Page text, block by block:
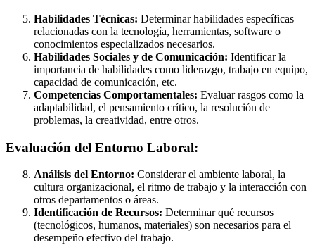
Habilidades Técnicas: Determinar habilidades específicas
relacionadas con la tecnología, herramientas, software o
conocimientos especializados necesarios.
Habilidades Sociales y de Comunicación: Identificar la
importancia de habilidades como liderazgo, trabajo en equipo,
capacidad de comunicación, etc.
Competencias Comportamentales: Evaluar rasgos como la
adaptabilidad, el pensamiento crítico, la resolución de
problemas, la creatividad, entre otros.
Evaluación del Entorno Laboral:
Análisis del Entorno: Considerar el ambiente laboral, la
cultura organizacional, el ritmo de trabajo y la interacción con
otros departamentos o áreas.
Identificación de Recursos: Determinar qué recursos
(tecnológicos, humanos, materiales) son necesarios para el
desempeño efectivo del trabajo.